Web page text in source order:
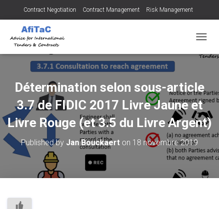
Contract Negotiation Contract Management Risk Management
Tendering for Contracts
Détermination selon sous-article
3.7 de FIDIC 2017 Livre Jaune et
Livre Rouge (et 3.5 du Livre Argent)
Published by Jan Bouckaert on 18 novembre 2019